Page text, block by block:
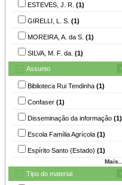
ESTEVES, J. R. (1)
GIRELLI, L. S. (1)
MOREIRA, A. da S. (1)
SILVA, M. F. da. (1)
Assunto
Biblioteca Rui Tendinha (1)
Confaser (1)
Disseminação da informação (1)
Escola Família Agrícola (1)
Espírito Santo (Estado) (1)
Mais...
Tipo do material